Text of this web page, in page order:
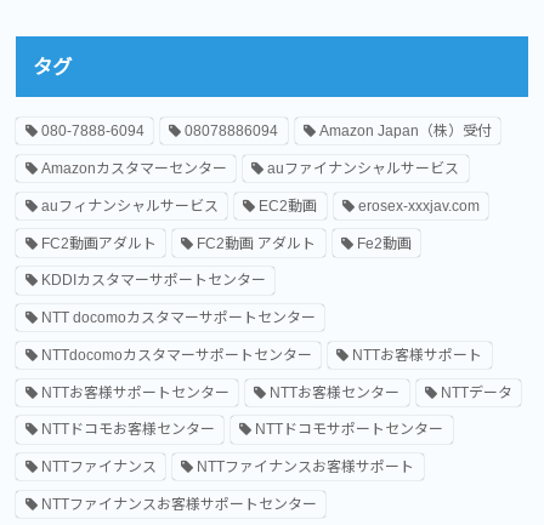
タグ
080-7888-6094 08078886094 Amazon Japan（株）受付
Amazonカスタマーセンター auファイナンシャルサービス
auフィナンシャルサービス EC2動画 erosex-xxxjav.com
FC2動画アダルト FC2動画 アダルト Fe2動画
KDDIカスタマーサポートセンター
NTT docomoカスタマーサポートセンター
NTTdocomoカスタマーサポートセンター NTTお客様サポート
NTTお客様サポートセンター NTTお客様センター NTTデータ
NTTドコモお客様センター NTTドコモサポートセンター
NTTファイナンス NTTファイナンスお客様サポート
NTTファイナンスお客様サポートセンター